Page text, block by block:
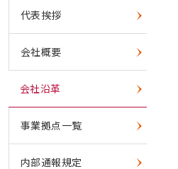
代表挨拶
会社概要
会社沿革
事業拠点一覧
内部通報規定